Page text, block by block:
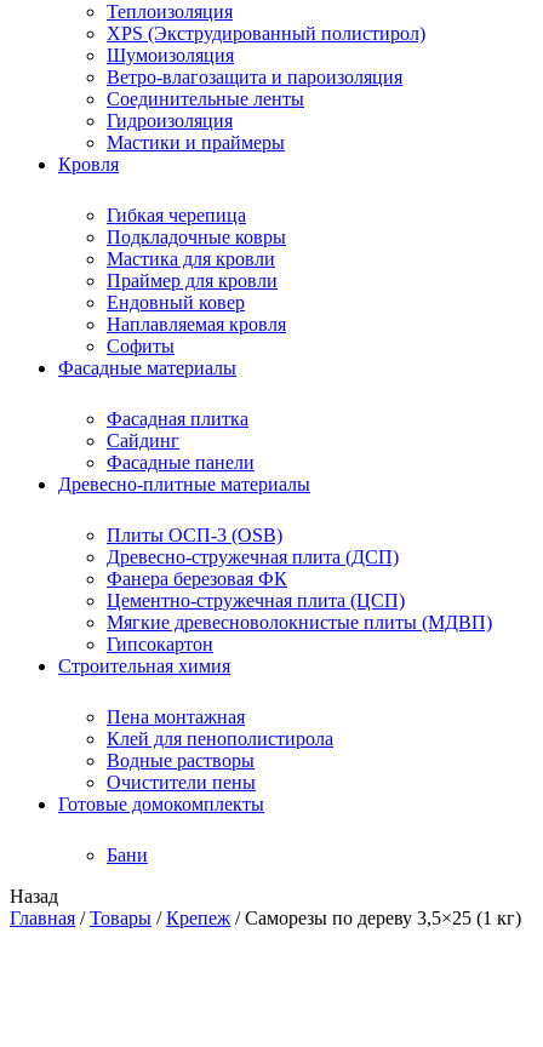
Теплоизоляция
XPS (Экструдированный полистирол)
Шумоизоляция
Ветро-влагозащита и пароизоляция
Соединительные ленты
Гидроизоляция
Мастики и праймеры
Кровля
Гибкая черепица
Подкладочные ковры
Мастика для кровли
Праймер для кровли
Ендовный ковер
Наплавляемая кровля
Софиты
Фасадные материалы
Фасадная плитка
Сайдинг
Фасадные панели
Древесно-плитные материалы
Плиты ОСП-3 (OSB)
Древесно-стружечная плита (ДСП)
Фанера березовая ФК
Цементно-стружечная плита (ЦСП)
Мягкие древесноволокнистые плиты (МДВП)
Гипсокартон
Строительная химия
Пена монтажная
Клей для пенополистирола
Водные растворы
Очистители пены
Готовые домокомплекты
Бани
Назад
Главная /Товары /Крепеж /Саморезы по дереву 3,5×25 (1 кг)